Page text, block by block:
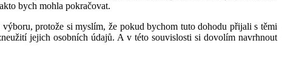
bych mohla pokračovat.
protože si myslím, že pokud bychom tuto dohodu přijali s těmi
jejich osobních údajů. A v této souvislosti si dovolím navrhnout